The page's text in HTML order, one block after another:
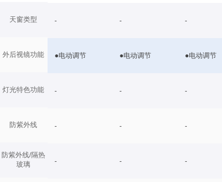
天窗类型
外后视镜功能
灯光特色功能
防紫外线
防紫外线/隔热
玻璃
- - -
●电动调节 ●电动调节 ●电动调节
- - -
- - -
- - -